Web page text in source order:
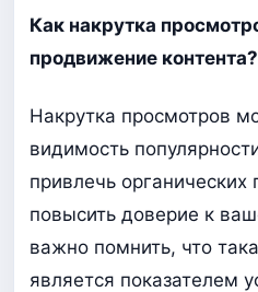
Как накрутка
продвижение контента?
Накрутка просмотров
видимость
привлечь органических
повысить доверие к
важно помнить, что
является показателем